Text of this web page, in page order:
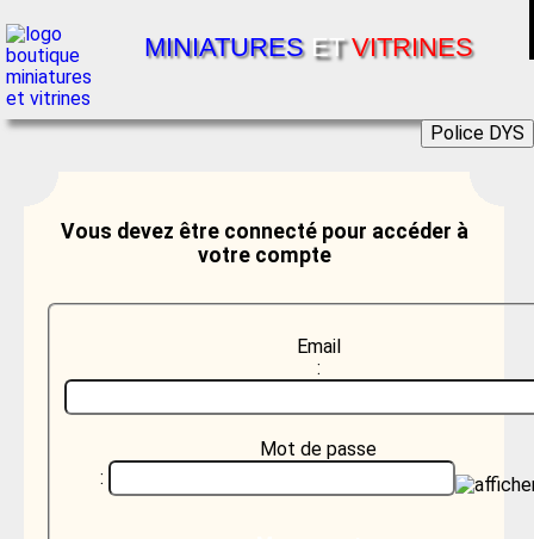
MINIATURES ET VITRINES
Police DYS
Vous devez être connecté pour accéder à
votre compte
Email
Mot de passe
: